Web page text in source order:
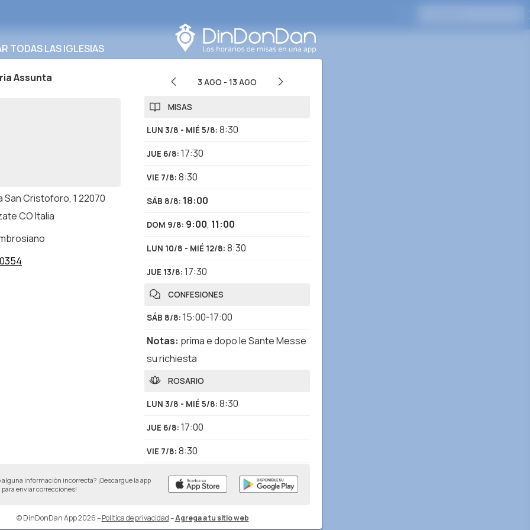
TODAS LAS IGLESIAS
Assunta
San Cristoforo, 1 22070
CO Italia
3 AGO - 13 AGO
MISAS
LUN 3/8 - MIÉ 5/8: 8:30
JUE 6/8: 17:30
VIE 7/8: 8:30
SÁB 8/8: 18:00
DOM 9/8: 9:00, 11:00
LUN 10/8 - MIÉ 12/8: 8:30
JUE 13/8: 17:30
CONFESIONES
SÁB 8/8: 15:00-17:00
Notas: prima e dopo le Sante Messe
su richiesta
ROSARIO
LUN 3/8 - MIÉ 5/8: 8:30
JUE 6/8: 17:00
VIE 7/8: 8:30
SÁB 8/8, DOM 9/8:18:45
JUE 13/8:17:00
alguna información incorrecta? ¡Descargue la app
para enviar correcciones!
© DinDonDan App 2026– Política de privacidad–Agrega a tu sitio web